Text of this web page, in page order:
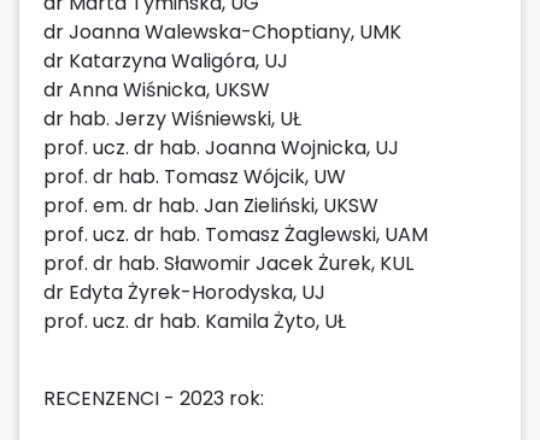
dr Joanna Walewska-Choptiany, UMK
dr Katarzyna Waligóra, UJ
dr Anna Wiśnicka, UKSW
dr hab. Jerzy Wiśniewski, UŁ
prof. ucz. dr hab. Joanna Wojnicka, UJ
prof. dr hab. Tomasz Wójcik, UW
prof. em. dr hab. Jan Zieliński, UKSW
prof. ucz. dr hab. Tomasz Żaglewski, UAM
prof. dr hab. Sławomir Jacek Żurek, KUL
dr Edyta Żyrek-Horodyska, UJ
prof. ucz. dr hab. Kamila Żyto, UŁ
RECENZENCI - 2023 rok: